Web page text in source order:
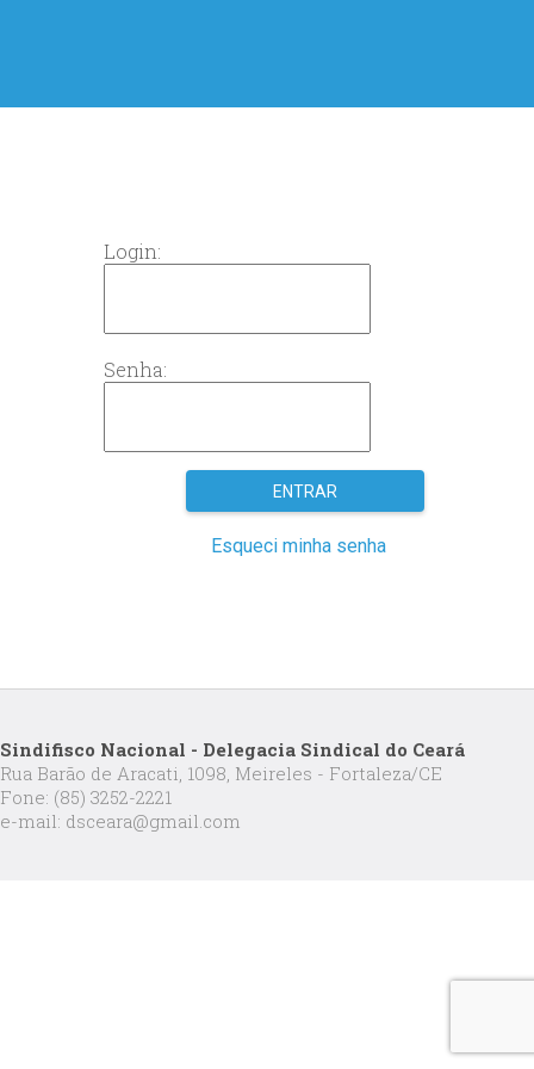
Login:
Senha:
Esqueci minha senha
Sindifisco Nacional - Delegacia Sindical do Ceará
Rua Barão de Aracati, 1098, Meireles - Fortaleza/CE
Fone: (85) 3252-2221
e-mail: dsceara@gmail.com